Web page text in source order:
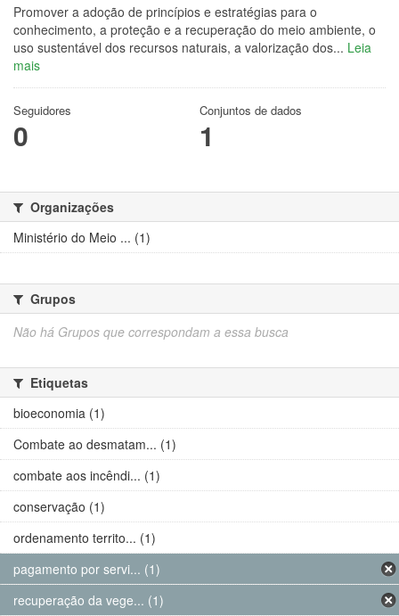
Promover a adoção de princípios e estratégias para o
conhecimento, a proteção e a recuperação do meio ambiente, o
uso sustentável dos recursos naturais, a valorização dos... Leia
mais
Seguidores
0
Conjuntos de dados
1
Organizações
Ministério do Meio ... (1)
Grupos
Não há Grupos que correspondam a essa busca
Etiquetas
bioeconomia (1)
Combate ao desmatam... (1)
combate aos incêndi... (1)
conservação (1)
ordenamento territo... (1)
pagamento por servi... (1)
recuperação da vege... (1)